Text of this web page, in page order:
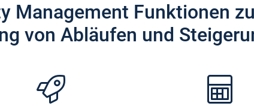
Management Funktionen
von Abläufen und